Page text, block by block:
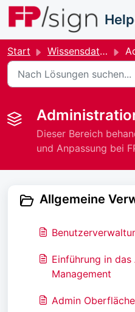
Zum hauptsächlichen
Start Wissensdatenbank
Dieser Bereich
und Anpassung bei
Allgemeine
Einführung in
Management
Admin Oberfläche